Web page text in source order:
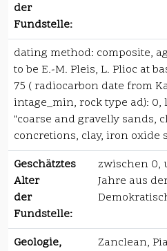
der
Fundstelle:
dating method: composite,
to be E.-M. Pleis, L. Plioc at
75 ( radiocarbon date from
intage_min, rock type adj:
"coarse and gravelly sands,
concretions, clay, iron oxide
Geschätztes
Alter
der
Fundstelle:
zwischen 0,
Jahre aus
Geologie,
Zanclean,